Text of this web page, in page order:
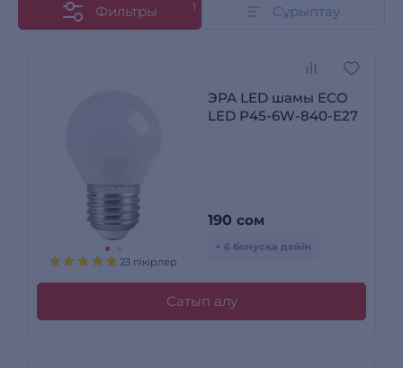
Фильтры 1 Сұрыптау
23 пікірлер
ЭРА LED шамы ECO
LED Р45-6W-840-E27
190 сом
+ 6 бонусқа дейін
Сатып алу